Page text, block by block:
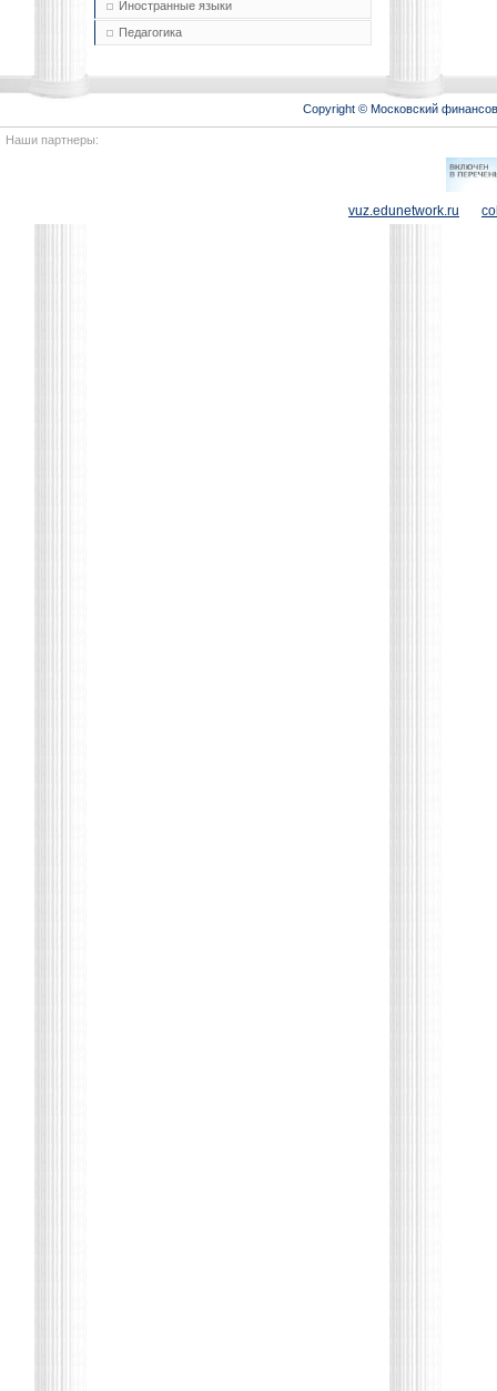
Иностранные языки
Педагогика
Copyright © Московский
Наши партнеры:
vuz.edunetwork.ru